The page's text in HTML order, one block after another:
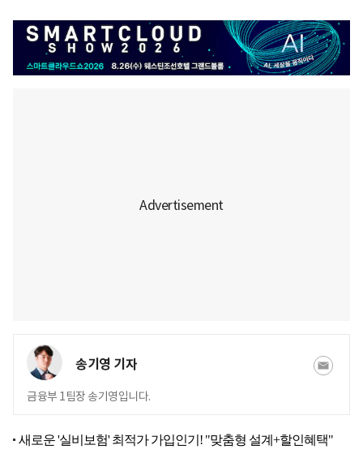
송기영 기자
금융부 1팀장 송기영입니다.